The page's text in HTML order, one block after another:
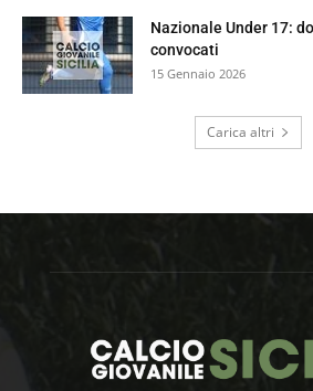
Nazionale Under 17:
convocati
15 Gennaio 2026
Carica altri